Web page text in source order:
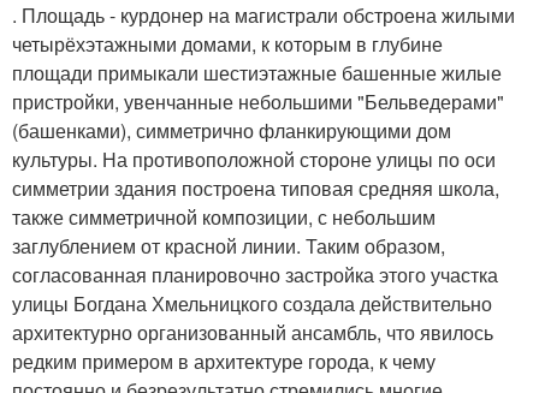
. Площадь - курдонер на магистрали обстроена жилыми
четырёхэтажными домами, к которым в глубине
площади примыкали шестиэтажные башенные жилые
пристройки, увенчанные небольшими "Бельведерами"
(башенками), симметрично фланкирующими дом
культуры. На противоположной стороне улицы по оси
симметрии здания построена типовая средняя школа,
также симметричной композиции, с небольшим
заглублением от красной линии. Таким образом,
согласованная планировочно застройка этого участка
улицы Богдана Хмельницкого создала действительно
архитектурно организованный ансамбль, что явилось
редким примером в архитектуре города, к чему